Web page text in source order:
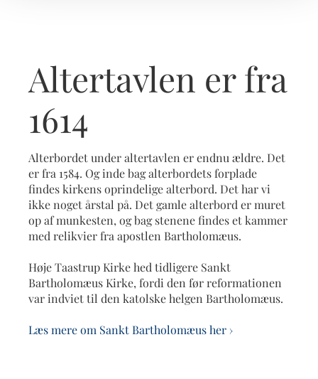
Altertavlen er fra
1614
Alterbordet under altertavlen er endnu ældre. Det
er fra 1584. Og inde bag alterbordets forplade
findes kirkens oprindelige alterbord. Det har vi
ikke noget årstal på. Det gamle alterbord er muret
op af munkesten, og bag stenene findes et kammer
med relikvier fra apostlen Bartholomæus.
Høje Taastrup Kirke hed tidligere Sankt
Bartholomæus Kirke, fordi den før reformationen
var indviet til den katolske helgen Bartholomæus.
Læs mere om Sankt Bartholomæus her ›